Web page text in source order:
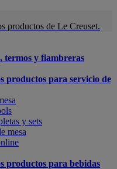
productos de Le Creuset.
termos y fiambreras
productos para servicio de
y sets
mesa
productos para bebidas